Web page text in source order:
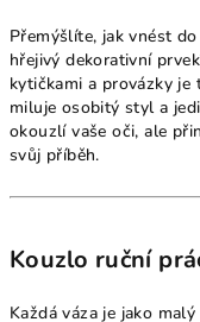
Přemýšlíte, jak vnést
hřejivý dekorativní
kytičkami a provázky
miluje osobitý styl a
okouzlí vaše oči, ale
svůj příběh.
Kouzlo ruční
Každá váza je jako